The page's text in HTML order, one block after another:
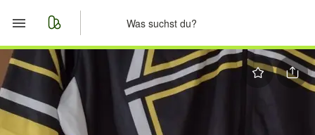
Start
Merkliste